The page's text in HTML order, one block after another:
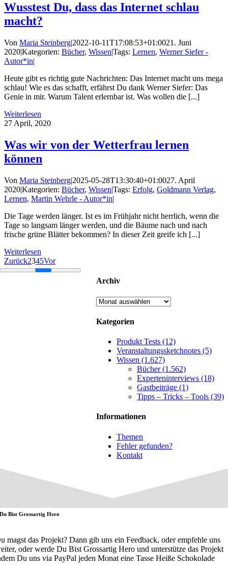
Wusstest Du, dass das Internet schlau
macht?
Von Maria Steinberg|2022-10-11T17:08:53+01:0021. Juni
2020|Kategorien: Bücher, Wissen|Tags: Lernen, Werner Siefer -
Autor*in|
Heute gibt es richtig gute Nachrichten: Das Internet macht uns mega
schlau! Wie es das schafft, erfährst Du dank Werner Siefer: Das
Genie in mir. Warum Talent erlernbar ist. Was wollen die [...]
Weiterlesen
27 April, 2020
Was wir von der Wetterfrau lernen
können
Von Maria Steinberg|2025-05-28T13:30:40+01:0027. April
2020|Kategorien: Bücher, Wissen|Tags: Erfolg, Goldmann Verlag,
Lernen, Martin Wehrle - Autor*in|
Die Tage werden länger. Ist es im Frühjahr nicht herrlich, wenn die
Tage so langsam länger werden, und die Bäume nach und nach
frische grüne Blätter bekommen? In dieser Zeit greife ich [...]
Weiterlesen
Zurück2345Vor
Archiv
Archiv
Kategorien
Produkt Tests (12)
Veranstaltungssketchnotes (5)
Wissen (1.627)
Bücher (1.562)
Experteninterviews (18)
Gastbeiträge (1)
Tipps – Tricks – Tools (39)
Informationen
Themen
Fehler gefunden?
Kontakt
Du Bist Grossartig Hero
magst das Projekt? Dann gib uns ein Feedback, oder empfehle uns
oder werde Du Bist Grossartig Hero und unterstütze das Projekt
Du uns via PayPal jeden Monat eine Tasse Heiße Schokolade